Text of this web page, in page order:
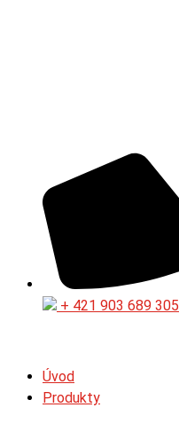
+ 421 903 689 305
Úvod
Produkty